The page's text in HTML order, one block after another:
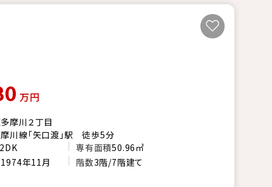
万円
摩川２丁目
川線「矢口渡」駅 徒歩5分
2DK 専有面積50.96㎡
1974年11月 階数3階/7階建て